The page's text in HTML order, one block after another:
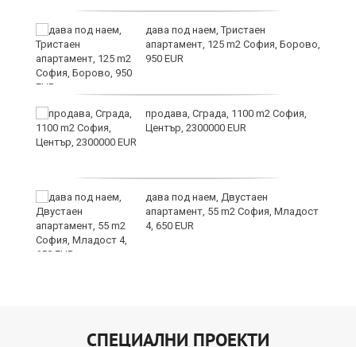
дава под наем, Тристаен
апартамент, 125 m2 София, Борово,
950 EUR
продава, Сграда, 1100 m2 София,
Център, 2300000 EUR
дава под наем, Двустаен
апартамент, 55 m2 София, Младост
4, 650 EUR
СПЕЦИАЛНИ ПРОЕКТИ